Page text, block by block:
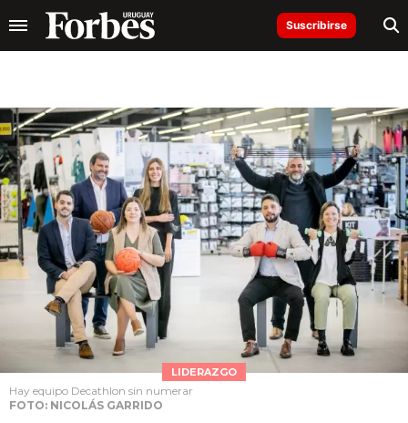
Suscribirse
LIDERAZGO
Hay equipo Decathlon sin numerar
FOTO: NICOLÁS GARRIDO